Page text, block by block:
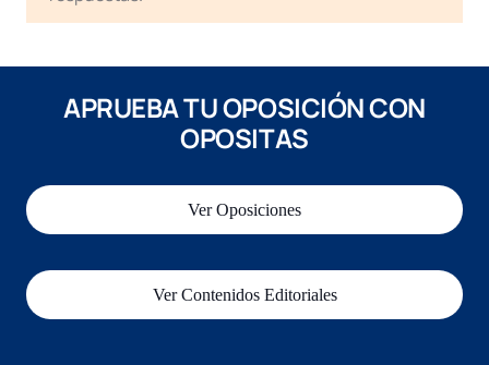
APRUEBA TU OPOSICIÓN CON
OPOSITAS
Ver Oposiciones
Ver Contenidos Editoriales